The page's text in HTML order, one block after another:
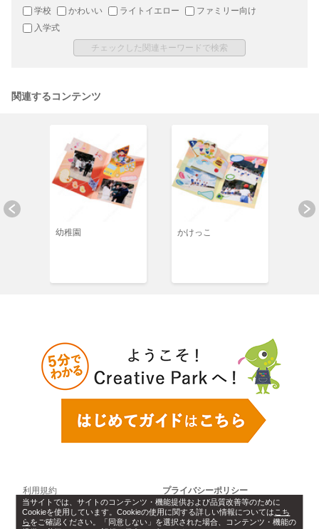
当サイトでは、サイトのコンテンツ・機能提供および品質改善等のために
Cookieを使用しています。Cookieの使用に関する詳しい情報についてはこち
らをご確認ください。「同意しない」を選択された場合、コンテンツ・機能の
学校
かわいい ライトイエロー
ファミリー向け
入学式
関連するコンテンツ
幼稚園 かけっこ
利用規約 プライバシーポリシー
Cookie設定 ソフトウェアライセンス情報